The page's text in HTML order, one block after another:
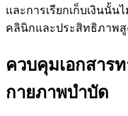
และการเรียกเก็บเงินนั้
คลินิกและประสิทธิภาพ
ควบคุมเอกสาร
กายภาพบำบัด